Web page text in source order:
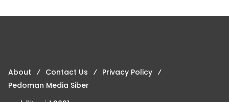
About Contact Us
Privacy Policy
Pedoman Media Siber